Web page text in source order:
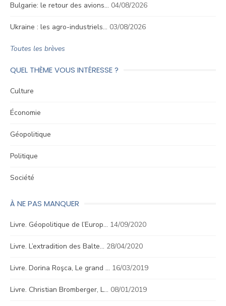
Bulgarie: le retour des avions… 04/08/2026
Ukraine : les agro-industriels… 03/08/2026
Toutes les brèves
QUEL THÈME VOUS INTÉRESSE ?
Culture
Économie
Géopolitique
Politique
Société
À NE PAS MANQUER
Livre. Géopolitique de l’Europ… 14/09/2020
Livre. L’extradition des Balte… 28/04/2020
Livre. Dorina Roşca, Le grand … 16/03/2019
Livre. Christian Bromberger, L… 08/01/2019